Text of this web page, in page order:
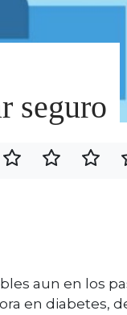
seguro
aun en los
en diabetes,